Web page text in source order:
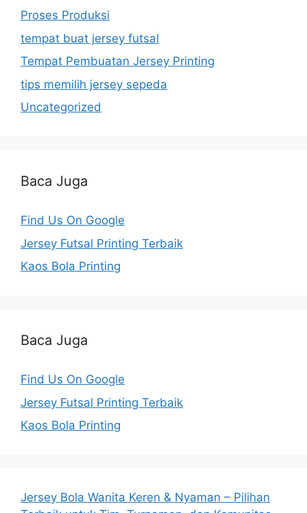
Proses Produksi
tempat buat jersey futsal
Tempat Pembuatan Jersey Printing
tips memilih jersey sepeda
Uncategorized
Baca Juga
Find Us On Google
Jersey Futsal Printing Terbaik
Kaos Bola Printing
Baca Juga
Find Us On Google
Jersey Futsal Printing Terbaik
Kaos Bola Printing
Jersey Bola Wanita Keren & Nyaman – Pilihan